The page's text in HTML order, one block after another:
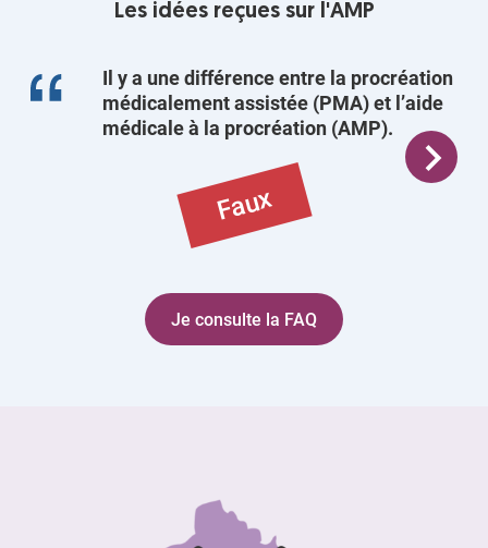
Les idées reçues sur l'AMP
Il y a une différence entre la procréation
médicalement assistée (PMA) et l’aide
médicale à la procréation (AMP).
Faux
Je consulte la FAQ